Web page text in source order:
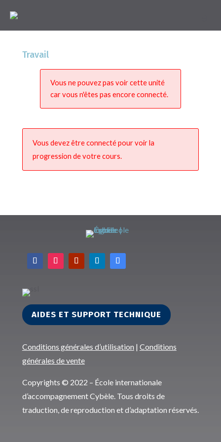
Travail
Vous ne pouvez pas voir cette unité
car vous n'êtes pas encore connecté.
Vous devez être connecté pour voir la
progression de votre cours.
AIDES ET SUPPORT TECHNIQUE
Conditions générales d’utilisation | Conditions
générales de vente
Copyrights © 2022 – École internationale
d’accompagnement Cybèle. Tous droits de
traduction, de reproduction et d’adaptation réservés.